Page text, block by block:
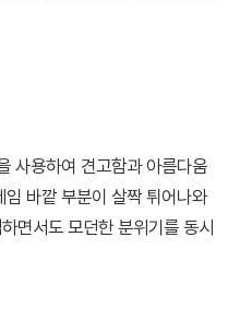
사용하여 견고함과 아름다움
바깥 부분이 살짝 튀어나와
면서도 모던한 분위기를 동시